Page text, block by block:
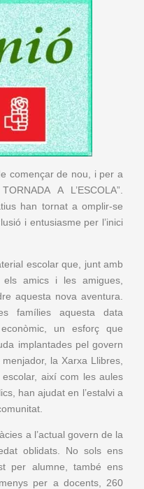
començar de nou, i per a
A L’ESCOLA”.
han tornat a omplir-se
i entusiasme per l’inici
escolar que, junt amb
amics i les amigues,
aquesta nova aventura.
famílies aquesta data
un esforç que
implantades pel govern
la Xarxa Llibres,
així com les aules
han ajudat en l’estalvi a
a l’actual govern de la
oblidats. No sols ens
per alumne, també ens
per a docents, 260